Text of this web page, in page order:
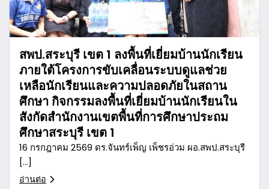
สพป.สระบุรี เขต 1 ลงพื้นที่เยี่ยมบ้านนักเรียน
ภายใต้โครงการขับเคลื่อนระบบดูแลช่วย
เหลือนักเรียนและความปลอดภัยในสถาน
ศึกษา กิจกรรมลงพื้นที่เยี่ยมบ้านนักเรียนใน
สังกัดสำนักงานเขตพื้นที่การศึกษาประถม
ศึกษาสระบุรี เขต 1
16 กรกฎาคม 2569 ดร.จันทร์เพ็ญ เพ็ชรอ่วม ผอ.สพป.สระบุรี
[…]
อ่านต่อ